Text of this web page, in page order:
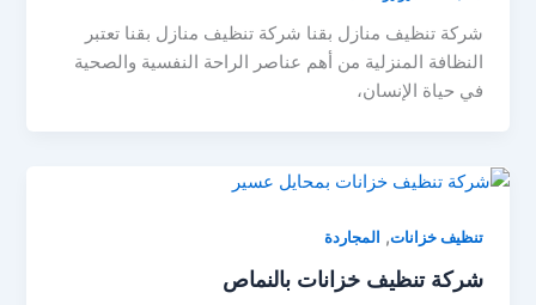
شركة تنظيف منازل بقنا شركة تنظيف منازل بقنا تعتبر
النظافة المنزلية من أهم عناصر الراحة النفسية والصحية
في حياة الإنسان،
تنظيف خزانات, المجاردة
شركة تنظيف خزانات بالنماص